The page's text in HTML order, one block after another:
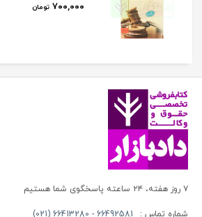
۷۰۰,۰۰۰ تومان
۷ روز هفته، ۲۴ ساعته پاسخگوی شما هستیم
شماره تماس : 66492581 - 66413280 (021)